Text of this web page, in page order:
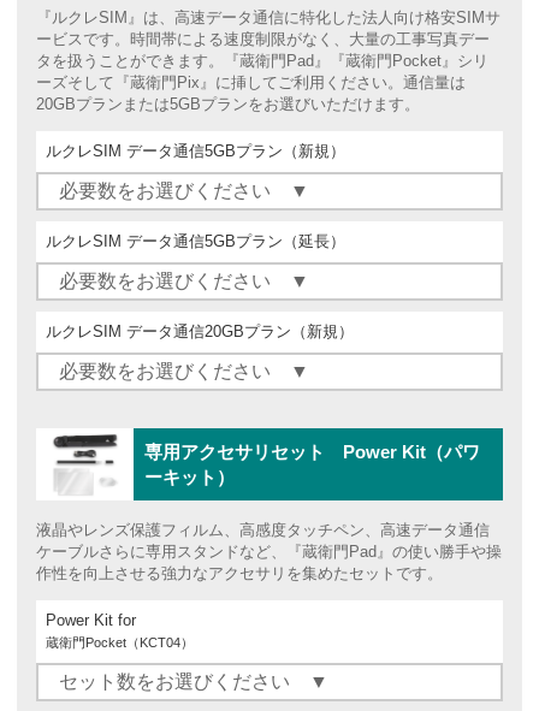
『ルクレSIM』は、高速データ通信に特化した法人向け格安SIMサ
ービスです。時間帯による速度制限がなく、大量の工事写真デー
タを扱うことができます。『蔵衛門Pad』『蔵衛門Pocket』シリ
ーズそして『蔵衛門Pix』に挿してご利用ください。通信量は
20GBプランまたは5GBプランをお選びいただけます。
ルクレSIM データ通信5GBプラン（新規）
ルクレSIM データ通信5GBプラン（延長）
ルクレSIM データ通信20GBプラン（新規）
専用アクセサリセット Power Kit（パワ
ーキット）
液晶やレンズ保護フィルム、高感度タッチペン、高速データ通信
ケーブルさらに専用スタンドなど、『蔵衛門Pad』の使い勝手や操
作性を向上させる強力なアクセサリを集めたセットです。
Power Kit for
蔵衛門Pocket（KCT04）